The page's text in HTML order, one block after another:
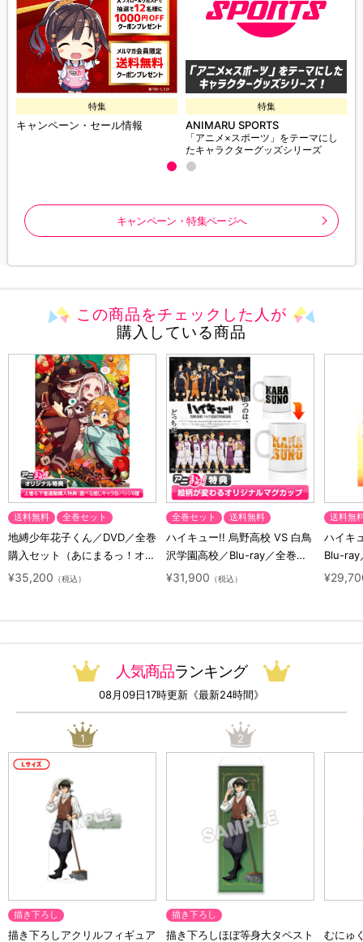
特集
キャンペーン・セール情報
特集
ANIMARU SPORTS
「アニメ×スポーツ」をテーマにし
たキャラクターグッズシリーズ
キャンペーン・特集ページへ
この商品をチェックした人が
購入している商品
送料無料 全巻セット
地縛少年花子くん／DVD／全巻
購入セット（あにまるっ！オリ
ジナル特典付き・送料無料）
¥35,200 （税込）
全巻セット 送料無料
ハイキュー!! 烏野高校 VS 白鳥
沢学園高校／Blu-ray／全巻セ
ット（初回生産限定・アニまる
¥31,900 （税込）
送料無
ハイキ
Blu-ray
ト（初
人気商品ランキング
08月09日17時更新《最新24時間》
1
描き下ろし
描き下ろしアクリルフィギュア
2
描き下ろし
描き下ろしほぼ等身大タペスト
むにゅ